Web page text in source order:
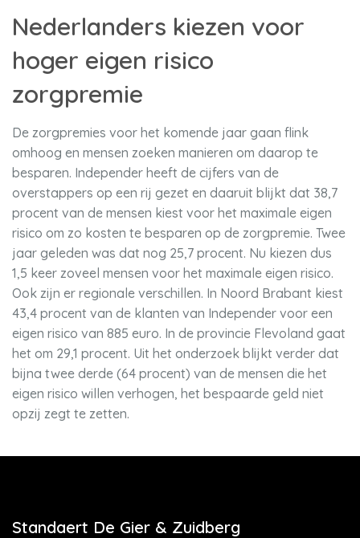
Nederlanders kiezen voor
hoger eigen risico
zorgpremie
De zorgpremies voor het komende jaar gaan flink
omhoog en mensen zoeken manieren om daarop te
besparen. Independer heeft de cijfers van de
overstappers op een rij gezet en daaruit blijkt dat 38,7
procent van de mensen kiest voor het maximale eigen
risico om zo kosten te besparen op de zorgpremie. Twee
jaar geleden was dat nog 25,7 procent. Nu kiezen dus
1,5 keer zoveel mensen voor het maximale eigen risico.
Ook zijn er regionale verschillen. In Noord Brabant kiest
43,4 procent van de klanten van Independer voor een
eigen risico van 885 euro. In de provincie Flevoland gaat
het om 29,1 procent. Uit het onderzoek blijkt verder dat
bijna twee derde (64 procent) van de mensen die het
eigen risico willen verhogen, het bespaarde geld niet
opzij zegt te zetten.
Standaert De Gier & Zuidberg